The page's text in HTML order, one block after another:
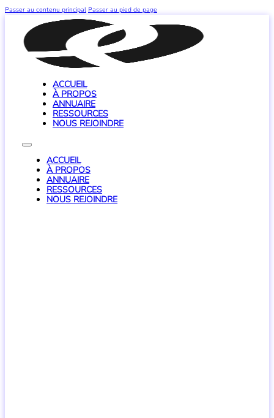
Passer au contenu principal Passer au pied de page
ACCUEIL
À PROPOS
ANNUAIRE
RESSOURCES
NOUS REJOINDRE
ACCUEIL
À PROPOS
ANNUAIRE
RESSOURCES
NOUS REJOINDRE